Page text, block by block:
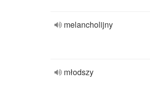
melancholijny
młodszy